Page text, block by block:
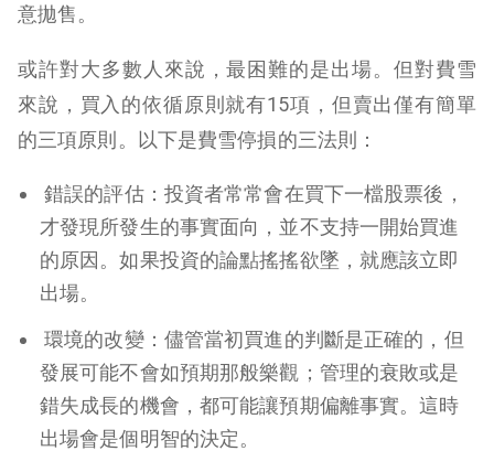
意拋售。
或許對大多數人來說，最困難的是出場。但對費雪
來說，買入的依循原則就有15項，但賣出僅有簡單
的三項原則。以下是費雪停損的三法則：
錯誤的評估：投資者常常會在買下一檔股票後，
才發現所發生的事實面向，並不支持一開始買進
的原因。如果投資的論點搖搖欲墜，就應該立即
出場。
環境的改變：儘管當初買進的判斷是正確的，但
發展可能不會如預期那般樂觀；管理的衰敗或是
錯失成長的機會，都可能讓預期偏離事實。這時
出場會是個明智的決定。